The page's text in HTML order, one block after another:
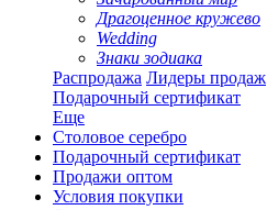
Драгоценное кружево
Wedding
Знаки зодиака
Распродажа Лидеры продаж
Подарочный сертификат
Еще
Столовое серебро
Подарочный сертификат
Продажи оптом
Условия покупки